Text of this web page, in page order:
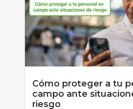
Cómo proteger a tu
campo ante
riesgo